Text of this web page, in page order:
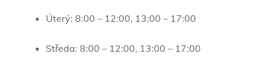
Úterý: 8:00 – 12:00, 13:00 – 17:00
Středa: 8:00 – 12:00, 13:00 – 17:00